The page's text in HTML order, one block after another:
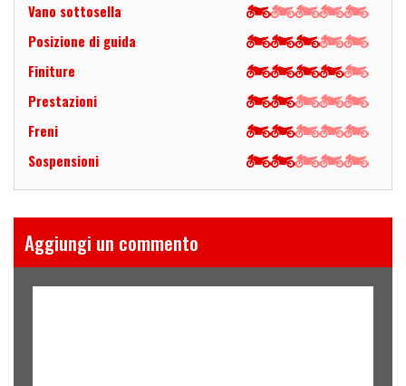
Vano sottosella
Posizione di guida
Finiture
Prestazioni
Freni
Sospensioni
Aggiungi un commento